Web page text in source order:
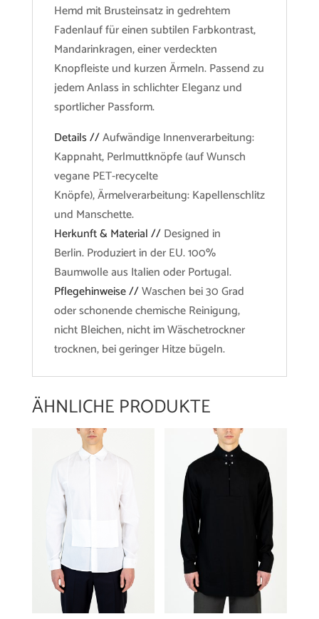
Hemd mit Brusteinsatz in gedrehtem
Fadenlauf für einen subtilen Farbkontrast,
Mandarinkragen, einer verdeckten
Knopfleiste und kurzen Ärmeln. Passend zu
jedem Anlass in schlichter Eleganz und
sportlicher Passform.
Details //Aufwändige Innenverarbeitung:
Kappnaht, Perlmuttknöpfe (auf Wunsch
vegane PET-recycelte
Knöpfe), Ärmelverarbeitung: Kapellenschlitz
und Manschette.
Herkunft & Material //Designed in
Berlin. Produziert in der EU. 100%
Baumwolle aus Italien oder Portugal.
Pflegehinweise //Waschen bei 30 Grad
oder schonende chemische Reinigung,
nicht Bleichen, nicht im Wäschetrockner
trocknen, bei geringer Hitze bügeln.
ÄHNLICHE PRODUKTE